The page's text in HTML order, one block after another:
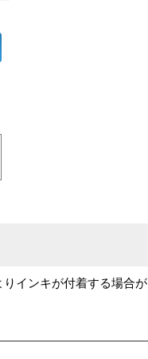
インキが付着する場合が